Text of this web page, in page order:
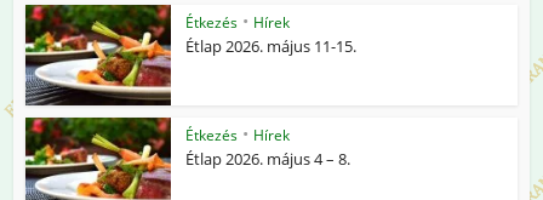
Étkezés • Hírek
Étlap 2026. május 11-15.
Étkezés • Hírek
Étlap 2026. május 4 – 8.